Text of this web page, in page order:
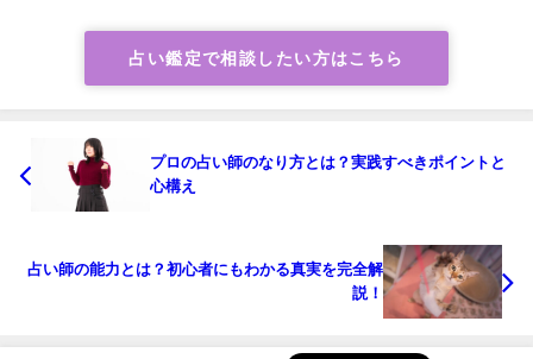
占い鑑定で相談したい方はこちら
プロの占い師のなり方とは？実践すべきポイントと
心構え
占い師の能力とは？初心者にもわかる真実を完全解
説！